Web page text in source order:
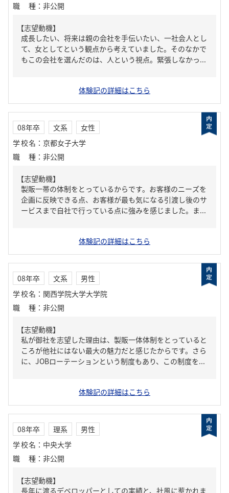
職種 ： 非公開
【志望動機】
成長したい、将来は親の会社を手伝いたい、一社会人とし
て、女としてという観点から考えていました。そのなかで
もこの会社を選んだのは、人という視点。緊張しなかっ...
体験記の詳細はこちら
08年卒 文系
女性
学校名 ： 京都女子大学
職種 ： 非公開
【志望動機】
製販一帯の体制をとっているからです。お客様のニーズを
企画に反映できる点、お客様が最も気になる引渡し後のサ
ービスまで自社で行っている点に強みを感じました。ま...
体験記の詳細はこちら
08年卒 文系
男性
学校名 ： 関西学院大学大学院
職種 ： 非公開
【志望動機】
私が御社を志望した理由は、製販一体体制をとっていると
ころが他社にはない最大の魅力だと感じたからです。さら
に、JOBローテーションという制度もあり、この制度を...
体験記の詳細はこちら
08年卒 理系
男性
学校名 ： 中央大学
職種 ： 非公開
【志望動機】
長年に渡るデベロッパーとしての実績と、社風に惹かれま